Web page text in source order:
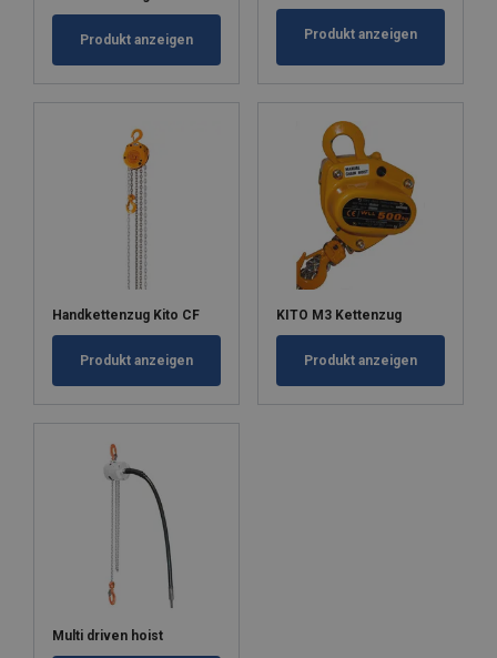
Produkt anzeigen Produkt anzeigen
Handkettenzug Kito CF
Produkt anzeigen
KITO M3 Kettenzug
Produkt anzeigen
Multi driven hoist